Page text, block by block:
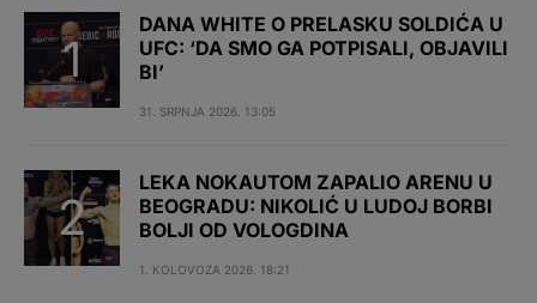
DANA WHITE O PRELASKU SOLDIĆA U
UFC: ‘DA SMO GA POTPISALI, OBJAVILI
BI’
31. SRPNJA 2026. 13:05
LEKA NOKAUTOM ZAPALIO ARENU U
BEOGRADU: NIKOLIĆ U LUDOJ BORBI
BOLJI OD VOLOGDINA
1. KOLOVOZA 2026. 18:21